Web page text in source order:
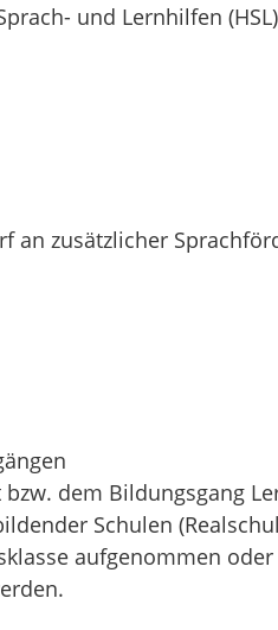
und Lernhilfen
zusätzlicher
dem Bildungsgang
Schulen
aufgenommen